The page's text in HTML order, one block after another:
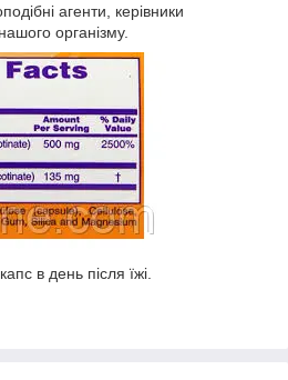
агенти, керівники
організму.
в день після їжі.